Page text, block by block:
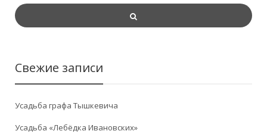
Свежие записи
Усадьба графа Тышкевича
Усадьба «Лебёдка Ивановских»